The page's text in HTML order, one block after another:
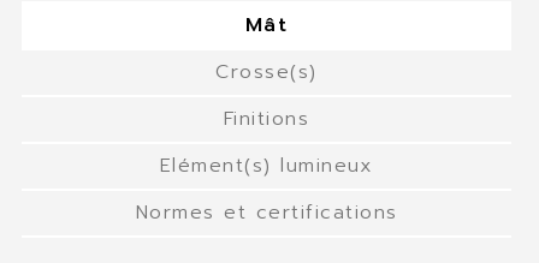
Mât
Crosse(s)
Finitions
Elément(s) lumineux
Normes et certifications